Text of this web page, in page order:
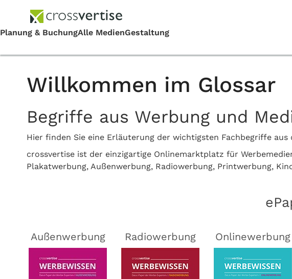
Willkommen im Glossar
Begriffe aus Werbung und
Hier finden Sie eine Erläuterung der wichtigsten Fachbegriffe
crossvertise ist der einzigartige Onlinemarktplatz für
Plakatwerbung, Außenwerbung, Radiowerbung, Printwerbung,
Außenwerbung Radiowerbung Onlinewerbung